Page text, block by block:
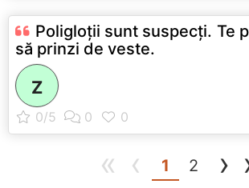
Poligloţii sunt suspecţi. Te
să prinzi de veste.
Z
« ‹ 1 (current)
2 ›